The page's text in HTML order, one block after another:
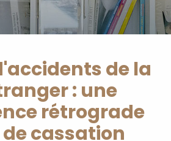
de la
: une
rétrograde
cassation